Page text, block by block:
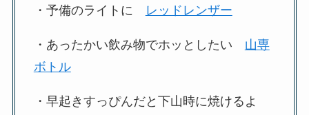
・予備のライトに レッドレンザー
・あったかい飲み物でホッとしたい 山専
ボトル
・早起きすっぴんだと下山時に焼けるよ